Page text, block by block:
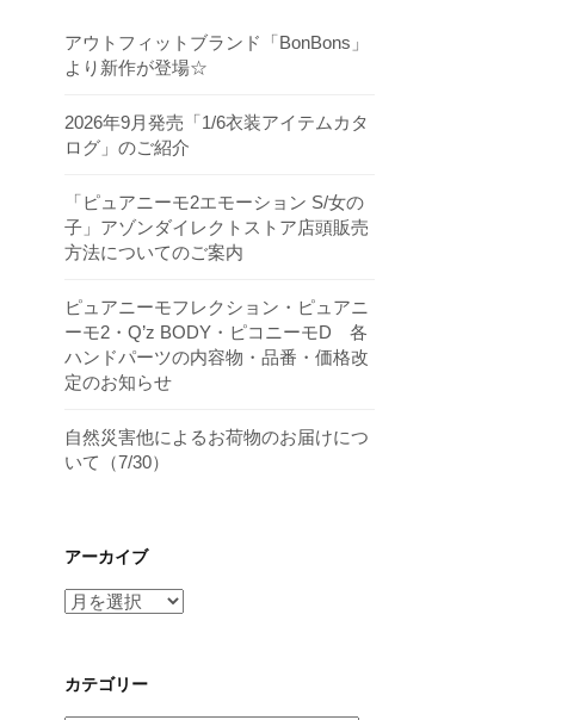
アウトフィットブランド「BonBons」
より新作が登場☆
2026年9月発売「1/6衣装アイテムカタ
ログ」のご紹介
「ピュアニーモ2エモーション S/女の
子」アゾンダイレクトストア店頭販売
方法についてのご案内
ピュアニーモフレクション・ピュアニ
ーモ2・Q’z BODY・ピコニーモD 各
ハンドパーツの内容物・品番・価格改
定のお知らせ
自然災害他によるお荷物のお届けにつ
いて（7/30）
アーカイブ
ア
イ
ブ
カテゴリー